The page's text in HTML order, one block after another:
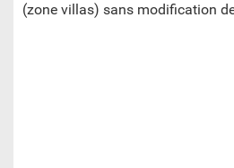
(zone villas) sans modification